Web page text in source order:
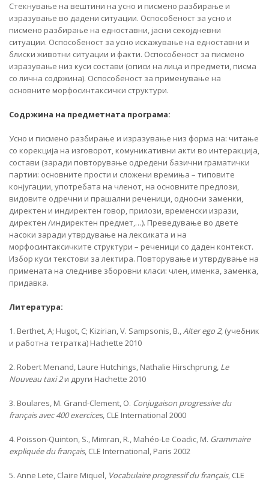
Стекнување на вештини на усно и писмено разбирање и
изразување во дадени ситуации. Оспособеност за усно и
писмено разбирање на едноставни, јасни секојдневни
ситуации. Оспособеност за усно искажување на едноставни и
блиски животни ситуации и факти. Оспособеност за писмено
изразување низ куси состави (описи на лица и предмети, писма
со лична содржина). Оспособеност за применување на
основните морфосинтаксички структури.
Содржина на предметната програма:
Усно и писмено разбирање и изразување низ форма на: читање
со корекција на изговорот, комуникативни акти во интеракција,
состави (заради повторување одредени базични граматички
партии: основните прости и сложени времиња – типовите
конјугации, употребата на членот, на основните предлози,
видовите одречни и прашални реченици, односни заменки,
директен и индиректен говор, прилози, временски изрази,
директен /индиректен предмет,…). Преведување во двете
насоки заради утврдување на лексиката и на
морфосинтаксичките структури – реченици со даден контекст.
Избор куси текстови за лектира. Повторување и утврдување на
примената на следниве зборовни класи: член, именка, заменка,
придавка.
Литература:
1. Berthet, A; Hugot, C; Kizirian, V. Sampsonis, B.,Alter ego 2, (учебник
и работна тетратка) Hachette 2010
2. Robert Menand, Laure Hutchings, Nathalie Hirschprung, Le
Nouveau taxi 2и други Hachette 2010
3. Boulares, M. Grand-Clement, O. Conjugaison progressive du
français avec 400 exercices, CLE International 2000
4. Poisson-Quinton, S., Mimran, R., Mahéo-Le Coadic, M. Grammaire
expliquée du français, CLE International, Paris 2002
5. Anne Lete, Claire Miquel, Vocabulaire progressif du français, CLE